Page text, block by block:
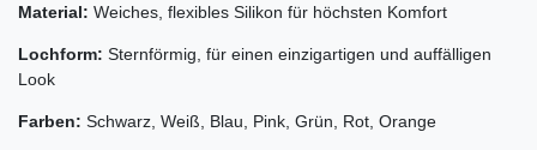
Material: Weiches, flexibles Silikon für höchsten Komfort
Lochform: Sternförmig, für einen einzigartigen und auffälligen
Look
Farben: Schwarz, Weiß, Blau, Pink, Grün, Rot, Orange